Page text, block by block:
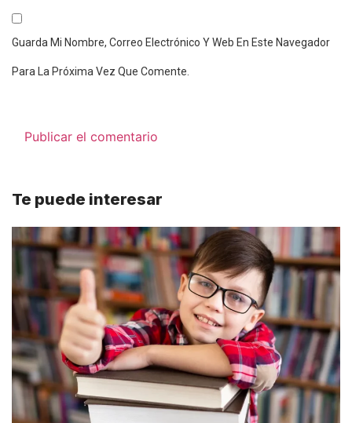
Guarda Mi Nombre, Correo Electrónico Y Web En Este Navegador
Para La Próxima Vez Que Comente.
Te puede interesar